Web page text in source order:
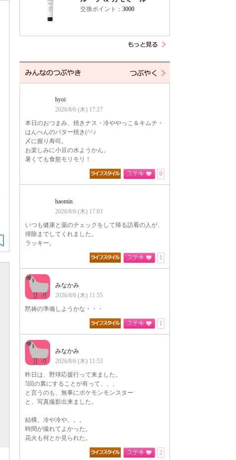
交換ポイント： 3000
hyoi
2026/8/6 (木) 17:27
本日のおつまみ、焼きナス・冷ややっこ＆キムチ・
はんぺんのバター焼き(^^♪
〆に握り寿司。
お楽しみに小豆の水ようかん。
暑くても食慾モリモリ！
0
haomin
2026/8/6 (木) 17:03
いつも健康と薬のチェックをして帰る訪看の人が、
掃除までしてくれました。
ラッキー。
1
みなかみ
2026/8/6 (木) 11:55
黙祷の準備しようかな・・・
1
みなかみ
2026/8/6 (木) 11:53
昨日は、野球応援行って来ました。
5回の裏にすることが有って、、、
と言うのも、無事にポケモンモンスター
と、写真撮影出来ました。
結構、冷や冷や。。。
時間が撮れてよかった。
花火も何とか見られた。
2